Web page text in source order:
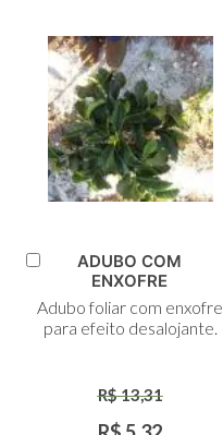
Adicionar
Carrinho
ADUBO COM
ENXOFRE
Adubo foliar com enxofre
para efeito desalojante.
R$ 13,31